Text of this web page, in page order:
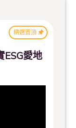
精選置頂
ESG愛地